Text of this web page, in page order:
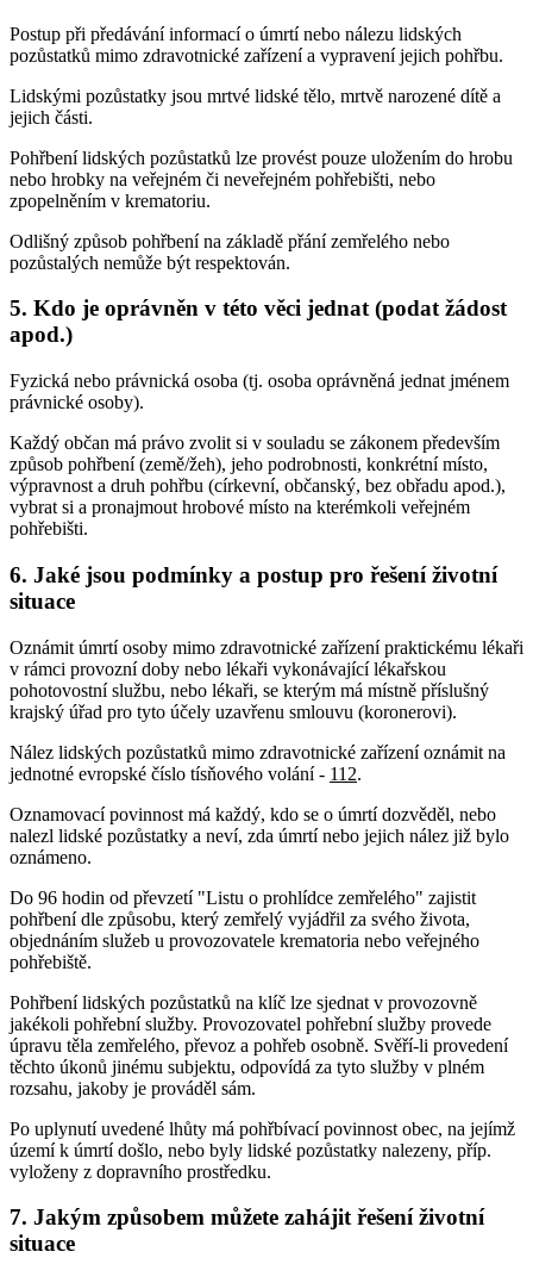
Postup při předávání informací o úmrtí nebo nálezu lidských
pozůstatků mimo zdravotnické zařízení a vypravení jejich pohřbu.
Lidskými pozůstatky jsou mrtvé lidské tělo, mrtvě narozené dítě a
jejich části.
Pohřbení lidských pozůstatků lze provést pouze uložením do hrobu
nebo hrobky na veřejném či neveřejném pohřebišti, nebo
zpopelněním v krematoriu.
Odlišný způsob pohřbení na základě přání zemřelého nebo
pozůstalých nemůže být respektován.
5. Kdo je oprávněn v této věci jednat (podat žádost
apod.)
Fyzická nebo právnická osoba (tj. osoba oprávněná jednat jménem
právnické osoby).
Každý občan má právo zvolit si v souladu se zákonem především
způsob pohřbení (země/žeh), jeho podrobnosti, konkrétní místo,
výpravnost a druh pohřbu (církevní, občanský, bez obřadu apod.),
vybrat si a pronajmout hrobové místo na kterémkoli veřejném
pohřebišti.
6. Jaké jsou podmínky a postup pro řešení životní
situace
Oznámit úmrtí osoby mimo zdravotnické zařízení praktickému lékaři
v rámci provozní doby nebo lékaři vykonávající lékařskou
pohotovostní službu, nebo lékaři, se kterým má místně příslušný
krajský úřad pro tyto účely uzavřenu smlouvu (koronerovi).
Nález lidských pozůstatků mimo zdravotnické zařízení oznámit na
jednotné evropské číslo tísňového volání - 112.
Oznamovací povinnost má každý, kdo se o úmrtí dozvěděl, nebo
nalezl lidské pozůstatky a neví, zda úmrtí nebo jejich nález již bylo
oznámeno.
Do 96 hodin od převzetí "Listu o prohlídce zemřelého" zajistit
pohřbení dle způsobu, který zemřelý vyjádřil za svého života,
objednáním služeb u provozovatele krematoria nebo veřejného
pohřebiště.
Pohřbení lidských pozůstatků na klíč lze sjednat v provozovně
jakékoli pohřební služby. Provozovatel pohřební služby provede
úpravu těla zemřelého, převoz a pohřeb osobně. Svěří-li provedení
těchto úkonů jinému subjektu, odpovídá za tyto služby v plném
rozsahu, jakoby je prováděl sám.
Po uplynutí uvedené lhůty má pohřbívací povinnost obec, na jejímž
území k úmrtí došlo, nebo byly lidské pozůstatky nalezeny, příp.
vyloženy z dopravního prostředku.
7. Jakým způsobem můžete zahájit řešení životní
situace